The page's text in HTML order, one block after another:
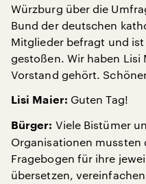
Würzburg über die
Bund der deutschen
Mitglieder befragt und
gestoßen. Wir haben Lisi
Vorstand gehört.
Lisi Maier: Guten Tag!
Bürger: Viele Bistümer
Organisationen mussten
Fragebogen für ihre
übersetzen,